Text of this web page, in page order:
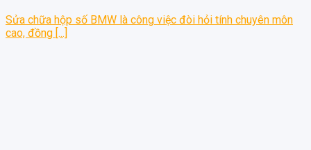
Sửa chữa hộp số BMW là công việc đòi hỏi tính chuyên môn
cao, đồng [...]